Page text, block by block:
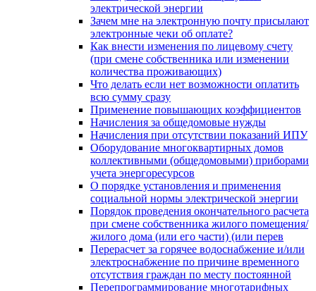
электрической энергии
Зачем мне на электронную почту присылают
электронные чеки об оплате?
Как внести изменения по лицевому счету
(при смене собственника или изменении
количества проживающих)
Что делать если нет возможности оплатить
всю сумму сразу
Применение повышающих коэффициентов
Начисления за общедомовые нужды
Начисления при отсутствии показаний ИПУ
Оборудование многоквартирных домов
коллективными (общедомовыми) приборами
учета энергоресурсов
О порядке установления и применения
социальной нормы электрической энергии
Порядок проведения окончательного расчета
при смене собственника жилого помещения/
жилого дома (или его части) (или перев
Перерасчет за горячее водоснабжение и/или
электроснабжение по причине временного
отсутствия граждан по месту постоянной
Перепрограммирование многотарифных